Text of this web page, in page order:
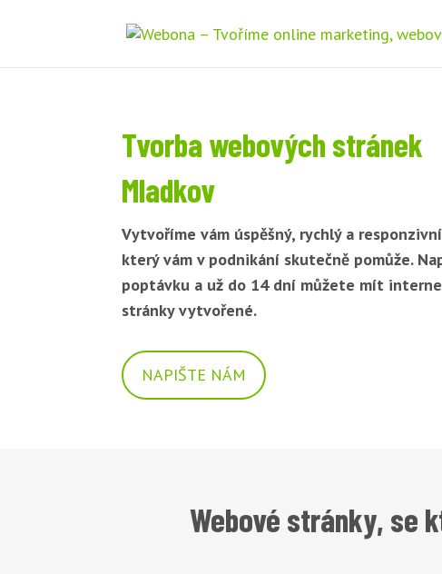
Tvorba webových stránek
Mladkov
Vytvoříme vám úspěšný, rychlý a
který vám v podnikání skutečně pomůže.
poptávku a už do 14 dní můžete mít
stránky vytvořené.
NAPIŠTE NÁM
Webové stránky, se